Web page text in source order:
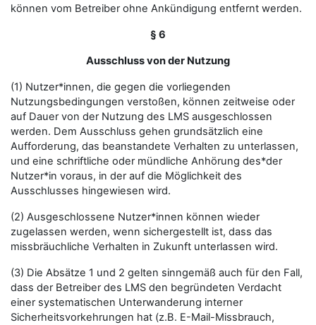
können vom Betreiber ohne Ankündigung entfernt werden.
§ 6
Ausschluss von der Nutzung
(1) Nutzer*innen, die gegen die vorliegenden
Nutzungsbedingungen verstoßen, können zeitweise oder
auf Dauer von der Nutzung des LMS ausgeschlossen
werden. Dem Ausschluss gehen grundsätzlich eine
Aufforderung, das beanstandete Verhalten zu unterlassen,
und eine schriftliche oder mündliche Anhörung des*der
Nutzer*in voraus, in der auf die Möglichkeit des
Ausschlusses hingewiesen wird.
(2) Ausgeschlossene Nutzer*innen können wieder
zugelassen werden, wenn sichergestellt ist, dass das
missbräuchliche Verhalten in Zukunft unterlassen wird.
(3) Die Absätze 1 und 2 gelten sinngemäß auch für den Fall,
dass der Betreiber des LMS den begründeten Verdacht
einer systematischen Unterwanderung interner
Sicherheitsvorkehrungen hat (z.B. E-Mail-Missbrauch,